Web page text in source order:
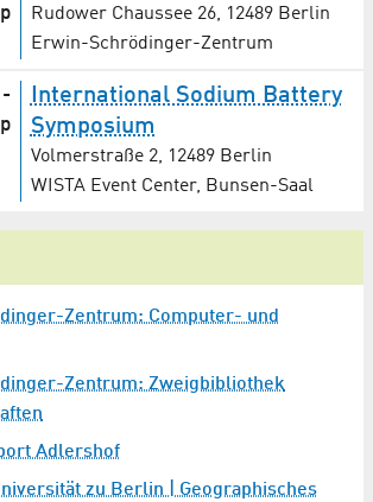
Rudower Chaussee 26, 12489 Berlin
Erwin-Schrödinger-Zentrum
-
International Sodium Battery
Symposium
Volmerstraße 2, 12489 Berlin
WISTA Event Center, Bunsen-Saal
Zentrum: Computer- und
Zentrum: Zweigbibliothek
Adlershof
zu Berlin | Geographisches